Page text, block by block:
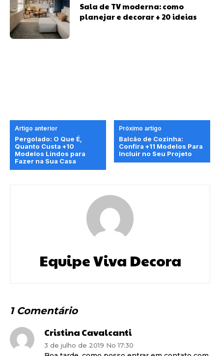
Sala de TV moderna: como
planejar e decorar + 20 ideias
Artigo anterior
Pergolado: O Que É,
Quanto Custa +10
Modelos Lindos para
Fazer na Sua Casa
Próximo artigo
Balcão de Cozinha:
Confira +11 Modelos Para
Incluir no Seu Projeto
Equipe Viva Decora
1 Comentário
Cristina Cavalcanti
3 de julho de 2019 No 17:30